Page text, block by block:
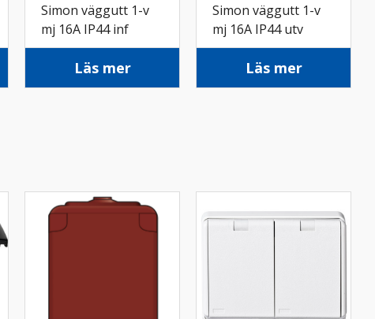
Simon väggutt 1-v
mj 16A IP44 inf
skruv vit
Läs mer
Simon väggutt 1-v
mj 16A IP44 utv
skruv vit
Läs mer